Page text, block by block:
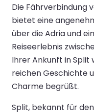
Die Fährverbindung
bietet eine
über die Adria und
Reiseerlebnis
Ihrer Ankunft in Split
reichen Geschichte
Charme begrüßt.
Split, bekannt für